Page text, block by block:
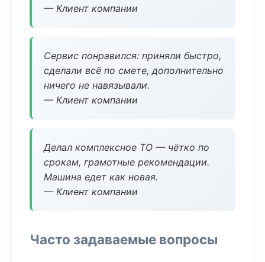
— Клиент компании
Сервис понравился: приняли быстро,
сделали всё по смете, дополнительно
ничего не навязывали.
— Клиент компании
Делал комплексное ТО — чётко по
срокам, грамотные рекомендации.
Машина едет как новая.
— Клиент компании
Часто задаваемые вопросы